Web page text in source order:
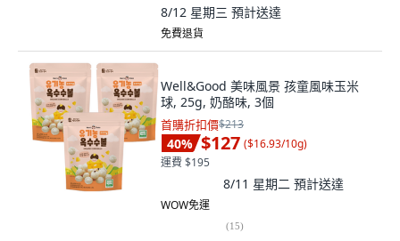
8/12 星期三 預計送達
免費退貨
Well&Good 美味風景 孩童風味玉米
球, 25g, 奶酪味, 3個
首購折扣價$213
40% $127 ($16.93/10g)
運費 $195
8/11 星期二 預計送達
WOW免運
(15)